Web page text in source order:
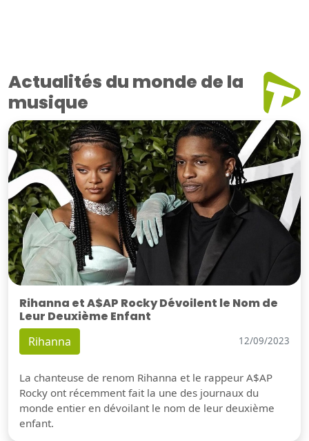
Actualités du monde de la
musique
Rihanna et A$AP Rocky Dévoilent le Nom de
Leur Deuxième Enfant
Rihanna 12/09/2023
La chanteuse de renom Rihanna et le rappeur A$AP
Rocky ont récemment fait la une des journaux du
monde entier en dévoilant le nom de leur deuxième
enfant.